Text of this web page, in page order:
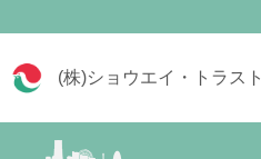
(株)ショウエイ・トラスト